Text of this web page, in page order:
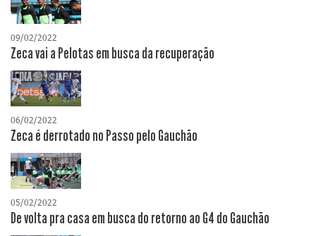
09/02/2022
Zeca vai a Pelotas em busca da recuperação
06/02/2022
Zeca é derrotado no Passo pelo Gauchão
05/02/2022
De volta pra casa em busca do retorno ao G4 do Gauchão